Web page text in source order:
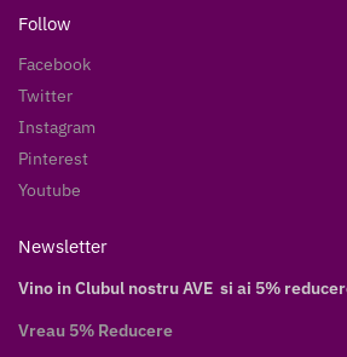
Follow
Facebook
Twitter
Instagram
Pinterest
Youtube
Newsletter
Vino in Clubul nostru AVE si ai 5%
Vreau 5% Reducere